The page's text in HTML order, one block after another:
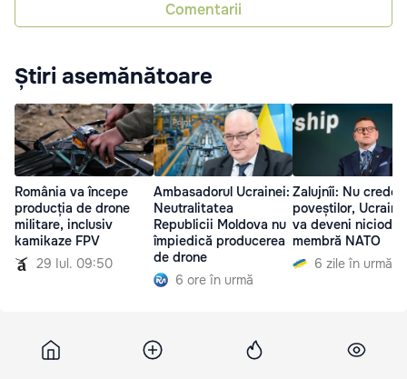
Comentarii
Știri asemănătoare
România va începe
producția de drone
militare, inclusiv
kamikaze FPV
29 Iul. 09:50
Ambasadorul Ucrainei:
Neutralitatea
Republicii Moldova nu
împiedică producerea
de drone
6 ore în urmă
Zalujnîi: Nu credeți
poveștilor,
va deveni
membră NATO
6 zile în urmă
Unimedia 18 august 2025, 09:12 17 703